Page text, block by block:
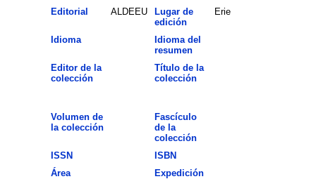
Editorial
ALDEEU
Lugar de
edición
Erie
Idioma
Idioma del
resumen
Editor de la
colección
Título de la
colección
Volumen de
la colección
Fascículo
de la
colección
ISSN
ISBN
Área
Expedición